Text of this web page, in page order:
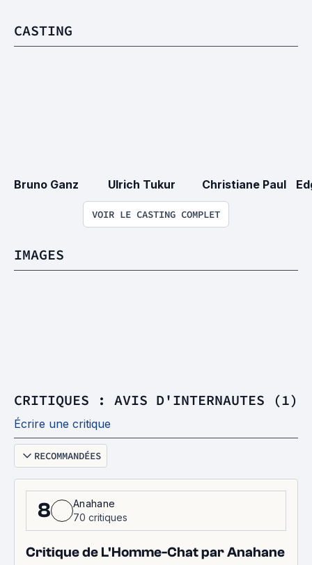
CASTING
Bruno Ganz Ulrich Tukur Christiane Paul
VOIR LE CASTING COMPLET
IMAGES
CRITIQUES : AVIS D'INTERNAUTES (1)
Écrire une critique
RECOMMANDÉES
8
Anahane
70 critiques
Critique de L'Homme-Chat par Anahane